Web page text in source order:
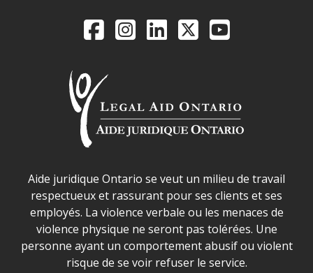
Legal Aid Ontario
FacebookInstagram
LinkedIn
X YouTube
Déclaration sur la sécurité dans les locaux d'AJO.
Aide juridique Ontario se veut un milieu de travail
respectueux et rassurant pour ses clients et ses
employés. La violence verbale ou les menaces de
violence physique ne seront pas tolérées. Une
personne ayant un comportement abusif ou violent
risque de se voir refuser le service.